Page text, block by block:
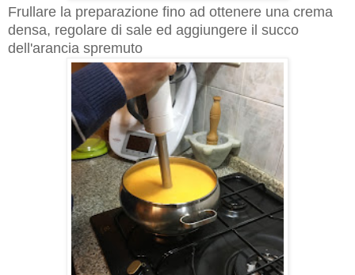
Frullare la preparazione fino ad ottenere una crema
densa, regolare di sale ed aggiungere il succo
dell'arancia spremuto